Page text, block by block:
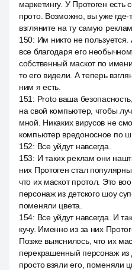
маркетингу. У Протоген
прото. Возможно, вы уже где-
взгляните на ту самую
150: Им никто не
все благодаря его
собственный маскот по
то его видели. А теперь
ним я есть.
151 : Proto ваша
на свой компьютер, чтобы
мной. Никаких вирусов не
компьютер вредоносное по
152: Все уйдут навсегда.
153: И таких реклам они
них Протоген стал
что их маскот протол. Это
персонаж из детского шоу
поменяли цвета.
154: Все уйдут навсегда. И
кучу. Именно из за них
Позже выяснилось, что их
перекрашенный персонаж из
просто взяли его, поменяли